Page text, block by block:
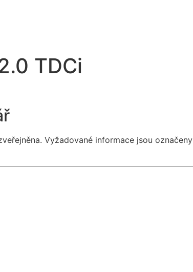
TDCi
Vyžadované informace jsou označeny